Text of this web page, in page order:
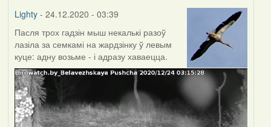
Lighty- 24.12.2020 - 03:39
Пасля трох гадзін мыш некалькі разоў
лазіла за семкамі на жардзінку ў левым
куце: адну возьме - і адразу хаваецца.